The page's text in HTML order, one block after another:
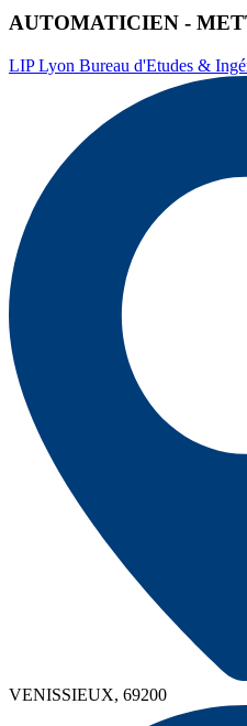
AUTOMATICIEN -
LIP Lyon Bureau d'Etudes &
VENISSIEUX, 69200